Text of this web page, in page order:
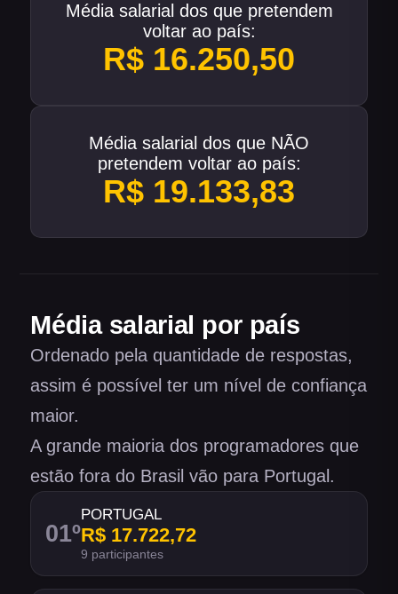
Média salarial dos que pretendem
voltar ao país:
R$ 16.250,50
Média salarial dos que NÃO
pretendem voltar ao país:
R$ 19.133,83
Média salarial por país
Ordenado pela quantidade de respostas,
assim é possível ter um nível de confiança
maior.
A grande maioria dos programadores que
estão fora do Brasil vão para Portugal.
01º
PORTUGAL
R$ 17.722,72
9 participantes